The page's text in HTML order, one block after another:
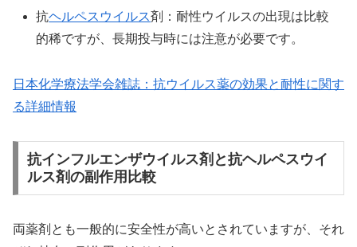
抗ヘルペスウイルス剤：耐性ウイルスの出現は比較
的稀ですが、長期投与時には注意が必要です。
日本化学療法学会雑誌：抗ウイルス薬の効果と耐性に関す
る詳細情報
抗インフルエンザウイルス剤と抗ヘルペスウイ
ルス剤の副作用比較
両薬剤とも一般的に安全性が高いとされていますが、それ